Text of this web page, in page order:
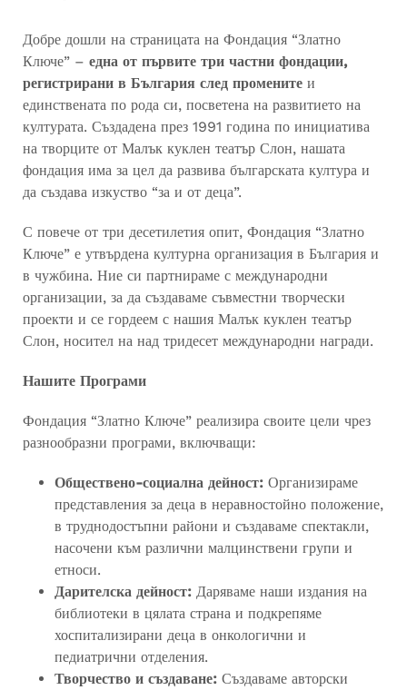
Добре дошли на страницата на Фондация “Златно
Ключе” – една от първите три частни фондации,
регистрирани в България след промените и
единствената по рода си, посветена на развитието на
културата. Създадена през 1991 година по инициатива
на творците от Малък куклен театър Слон, нашата
фондация има за цел да развива българската култура и
да създава изкуство “за и от деца”.
С повече от три десетилетия опит, Фондация “Златно
Ключе” е утвърдена културна организация в България и
в чужбина. Ние си партнираме с международни
организации, за да създаваме съвместни творчески
проекти и се гордеем с нашия Малък куклен театър
Слон, носител на над тридесет международни награди.
Нашите Програми
Фондация “Златно Ключе” реализира своите цели чрез
разнообразни програми, включващи:
Обществено-социална дейност: Организираме
представления за деца в неравностойно положение,
в труднодостъпни райони и създаваме спектакли,
насочени към различни малцинствени групи и
етноси.
Дарителска дейност: Даряваме наши издания на
библиотеки в цялата страна и подкрепяме
хоспитализирани деца в онкологични и
педиатрични отделения.
Творчество и създаване: Създаваме авторски